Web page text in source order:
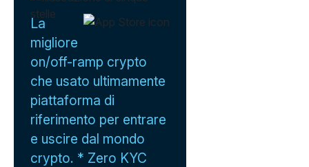
La
migliore
on/off-ramp crypto
che usato ultimamente
piattaforma di
riferimento per entrare
e uscire dal mondo
crypto. * Zero KYC